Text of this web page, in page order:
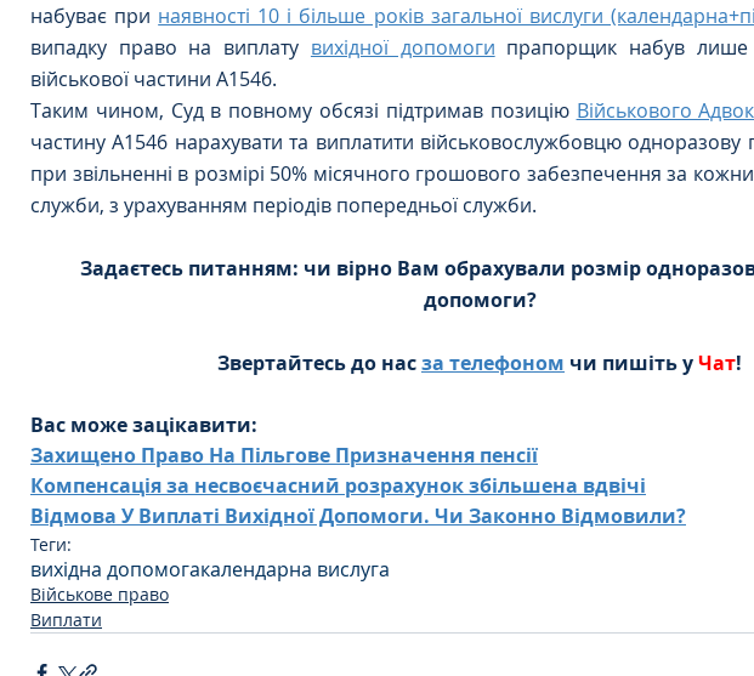
набуває при наявності 10 і більше років загальної вислуги
випадку право на виплату вихідної допомоги прапорщик набув лише
військової частини А1546.
Таким чином, Суд в повному обсязі підтримав позицію Військового
частину А1546 нарахувати та виплатити військовослужбовцю
при звільненні в розмірі 50% місячного грошового забезпечення за
служби, з урахуванням періодів попередньої служби.
Задаєтесь питанням: чи вірно Вам обрахували розмір
допомоги?
Звертайтесь до нас за телефоном чи пишіть у Чат!
Вас може зацікавити:
Захищено Право На Пільгове Призначення пенсії
Компенсація за несвоєчасний розрахунок збільшена вдвічі
Відмова У Виплаті Вихідної Допомоги. Чи Законно Відмовили?
Теги:
вихідна допомогакалендарна вислуга
Військове право
Виплати